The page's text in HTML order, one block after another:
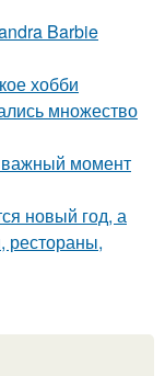
Barbie
хобби
множество
важный момент
новый год, а
рестораны,